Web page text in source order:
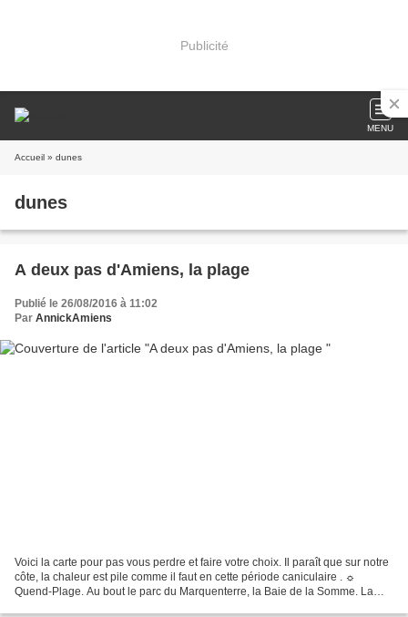
Publicité
MENU
Accueil » dunes
dunes
A deux pas d'Amiens, la plage
Publié le 26/08/2016 à 11:02
Par AnnickAmiens
Voici la carte pour pas vous perdre et faire votre choix. Il paraît que sur notre
côte, la chaleur est pile comme il faut en cette période caniculaire . ☼
Quend-Plage. Au bout le parc du Marquenterre, la Baie de la Somme. La